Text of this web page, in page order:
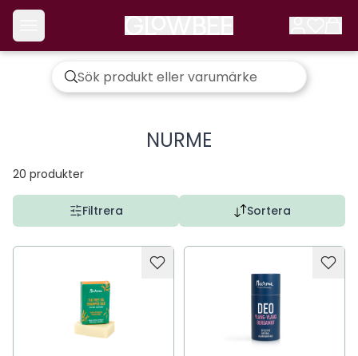
NURME
20 produkter
Filtrera Sortera